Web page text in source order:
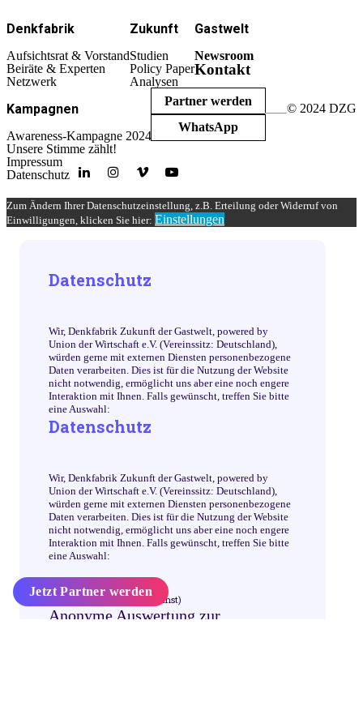
Jetzt Partner werden
Denkfabrik
Aufsichtsrat & Vorstand
Beiräte & Experten
Netzwerk
Zukunft
Studien
Policy Paper
Analysen
Gastwelt
Newsroom
Kontakt
Kampagnen
Awareness-Kampagne 2024
Unsere Stimme zählt!
Partner werden
WhatsApp
© 2024 DZG
Impressum
Datenschutz
Zum Ändern Ihrer Datenschutzeinstellung, z.B. Erteilung oder Widerruf von
Einwilligungen, klicken Sie hier: Einstellungen
Datenschutz
Wir, Denkfabrik Zukunft der Gastwelt, powered by
Union der Wirtschaft e.V. (Vereinssitz: Deutschland),
würden gerne mit externen Diensten personenbezogene
Daten verarbeiten. Dies ist für die Nutzung der Website
nicht notwendig, ermöglicht uns aber eine noch engere
Interaktion mit Ihnen. Falls gewünscht, treffen Sie bitte
eine Auswahl:
Datenschutz
Wir, Denkfabrik Zukunft der Gastwelt, powered by
Union der Wirtschaft e.V. (Vereinssitz: Deutschland),
würden gerne mit externen Diensten personenbezogene
Daten verarbeiten. Dies ist für die Nutzung der Website
nicht notwendig, ermöglicht uns aber eine noch engere
Interaktion mit Ihnen. Falls gewünscht, treffen Sie bitte
eine Auswahl:
Analyse / Statistik (1 Dienst)
Anonyme Auswertung zur